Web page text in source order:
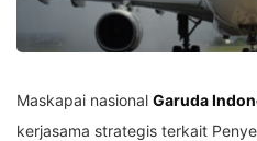
Maskapai nasional Garuda
kerjasama strategis terkait